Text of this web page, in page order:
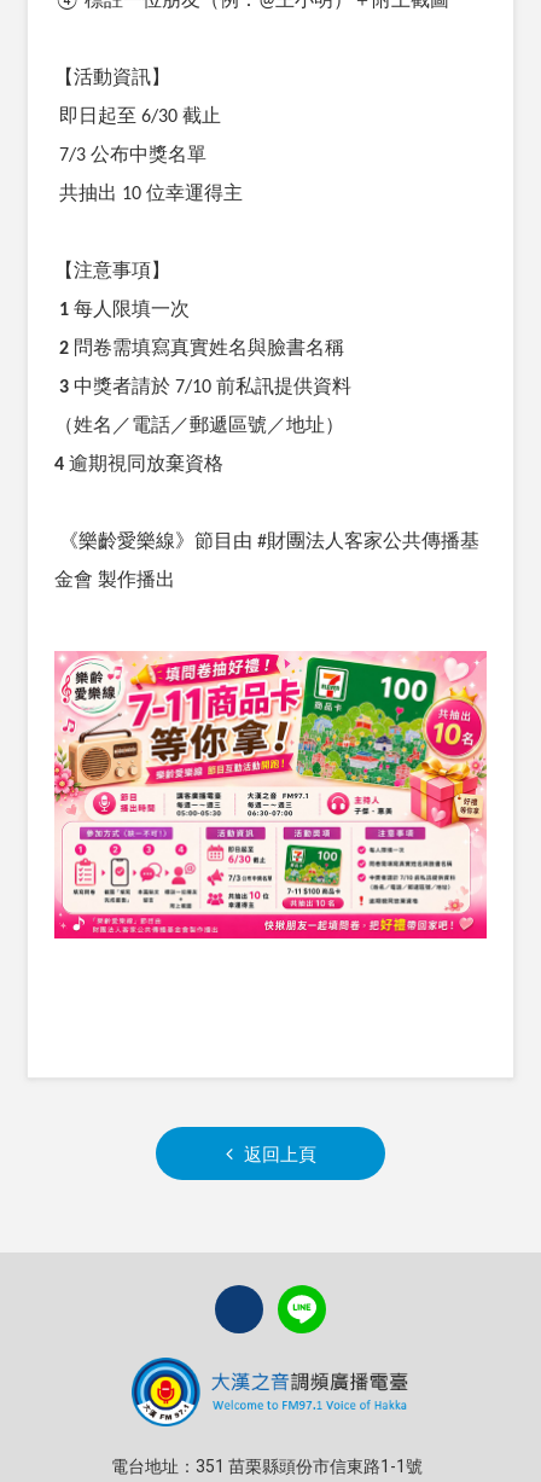
【活動資訊】
即日起至 6/30截止
7/3公布中獎名單
共抽出 10位幸運得主
【注意事項】
1 每人限填一次
2 問卷需填寫真實姓名與臉書名稱
3 中獎者請於 7/10前私訊提供資料
（姓名／電話／郵遞區號／地址）
4 逾期視同放棄資格
《樂齡愛樂線》節目由 #財團法人客家公共傳播基
金會 製作播出
返回上頁
電台地址：351 苗栗縣頭份市信東路1-1號